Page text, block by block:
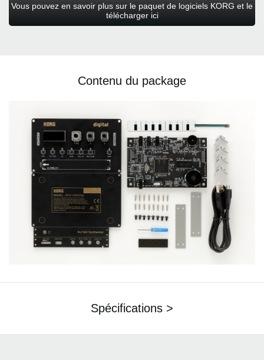
Vous pouvez en savoir plus sur le paquet de logiciels KORG et le
télécharger ici
Contenu du package
Spécifications >